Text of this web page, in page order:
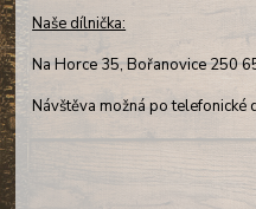
Naše dílnička:
Na Horce 35, Bořanovice 250
Návštěva možná po telefonické